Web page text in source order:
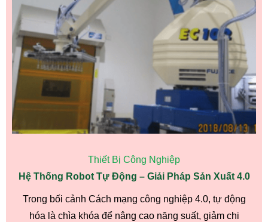
Thiết Bị Công Nghiệp
Hệ Thống Robot Tự Động – Giải Pháp Sản Xuất 4.0
Trong bối cảnh Cách mạng công nghiệp 4.0, tự động
hóa là chìa khóa để nâng cao năng suất, giảm chi